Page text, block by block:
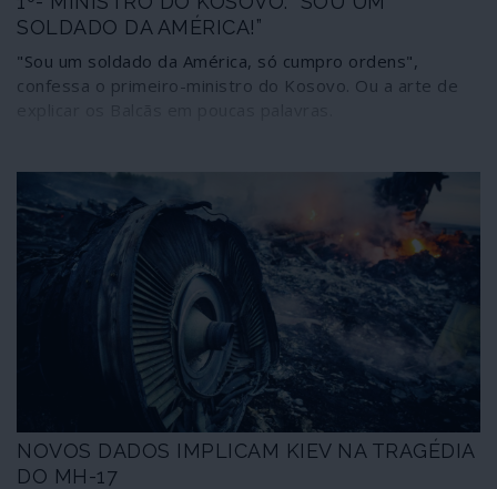
SOLDADO DA AMÉRICA!”
"Sou um soldado da América, só cumpro ordens",
confessa o primeiro-ministro do Kosovo. Ou a arte de
NOVOS DADOS IMPLICAM KIEV NA TRAGÉDIA
DO MH-17